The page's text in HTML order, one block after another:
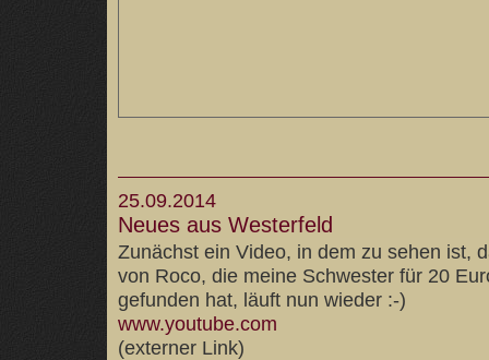
25.09.2014
Neues aus Westerfeld
Zunächst ein Video, in dem zu sehen ist,
von Roco, die meine Schwester für 20
gefunden hat, läuft nun wieder :-)
www.youtube.com
(externer Link)